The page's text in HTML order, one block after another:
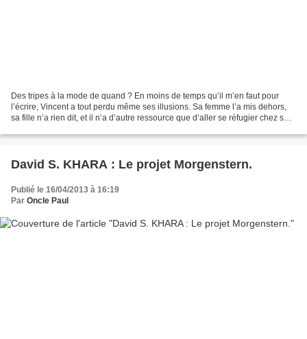
Des tripes à la mode de quand ? En moins de temps qu’il m’en faut pour
l’écrire, Vincent a tout perdu même ses illusions. Sa femme l’a mis dehors,
sa fille n’a rien dit, et il n’a d’autre ressource que d’aller se réfugier chez ses
David S. KHARA : Le projet Morgenstern.
Publié le 16/04/2013 à 16:19
Par Oncle Paul